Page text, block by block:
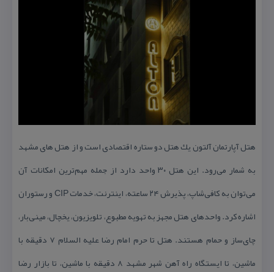
هتل آپارتمان آلتون یك هتل دو ستاره اقتصادی است و از هتل های مشهد
به شمار می‌رود. این هتل ۳۰ واحد دارد از جمله مهم‌ترین امكانات آن
می‌توان به كافی‌شاپ، پذیرش ۲۴ ساعته، اینترنت، خدمات CIP و رستوران
اشاره كرد. واحدهای هتل مجهز به تهویه مطبوع، تلویزیون، یخچال، مینی‌بار،
چای‌ساز و حمام هستند. هتل تا حرم امام رضا علیه السلام ۷ دقیقه با
ماشین، تا ایستگاه راه آهن شهر مشهد ۸ دقیقه با ماشین، تا بازار رضا